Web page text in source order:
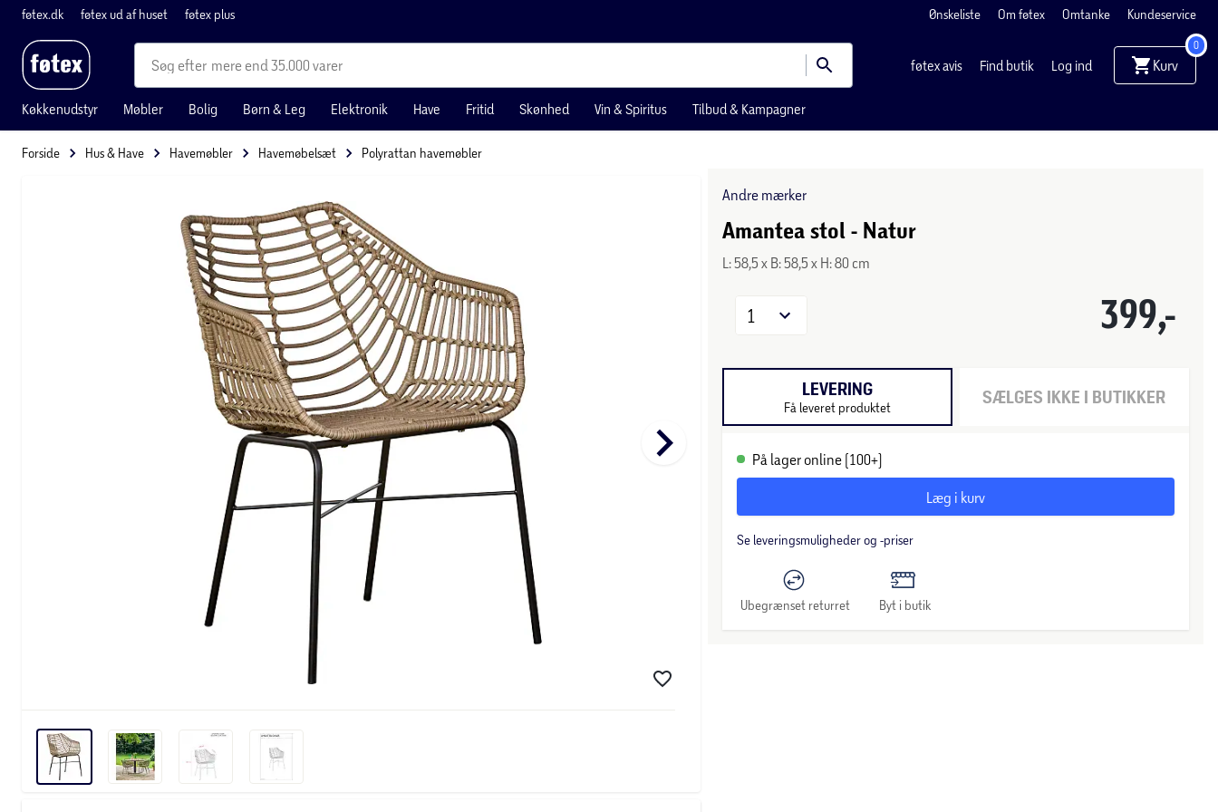
føtex.dk føtex ud af huset føtex plus Ønskeliste Om føtex Omtanke Kundeservice
mere end 35.000 varer føtex avis Find butik Log ind Kurv
0
Køkkenudstyr Møbler Bolig Børn & Leg Elektronik Have Fritid Skønhed Vin & Spiritus Tilbud & Kampagner
Forside Hus & Have Havemøbler Havemøbelsæt Polyrattan havemøbler
keyboard_arrow_right
Andre mærker
Amantea stol - Natur
L: 58,5 x B: 58,5 x H: 80 cm
399,-
1
LEVERING
Få leveret produktet SÆLGES IKKE I BUTIKKER
På lager online (100+)
Læg i kurv
Se leveringsmuligheder og -priser
Ubegrænset returret Byt i butik